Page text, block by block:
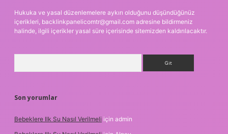
Hukuka ve yasal düzenlemelere aykırı olduğunu düşündüğünüz
içerikleri, backlinkpanelicomtr@gmail.com adresine bildirmeniz
halinde, ilgili içerikler yasal süre içerisinde sitemizden kaldırılacaktır.
Son yorumlar
Bebeklere Ilk Su Nasıl Verilmeli için admin